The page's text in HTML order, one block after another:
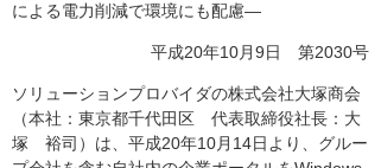
による電力削減で環境にも配慮―
平成20年10月9日 第2030号
ソリューションプロバイダの株式会社大塚商会
（本社：東京都千代田区 代表取締役社長：大
塚 裕司）は、平成20年10月14日より、グルー